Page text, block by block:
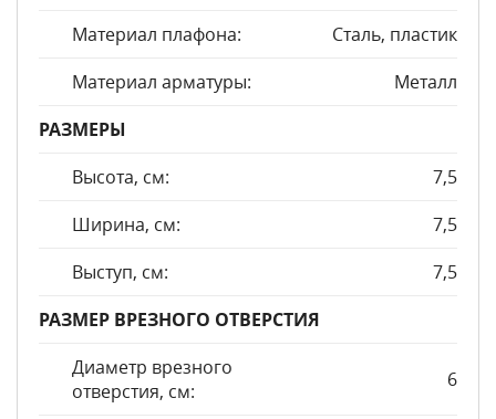
Материал плафона:
Сталь, пластик
Материал арматуры:
Металл
РАЗМЕРЫ
Высота, см:
7,5
Ширина, см:
7,5
Выступ, см:
7,5
РАЗМЕР ВРЕЗНОГО ОТВЕРСТИЯ
Диаметр врезного
отверстия, см:
6